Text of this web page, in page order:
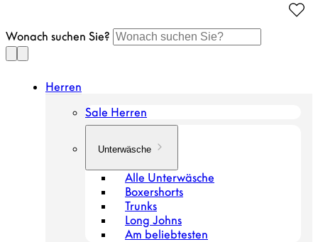
zum
Artikel
Wonach suchen Sie?
Herren
Sale Herren
Unterwäsche
Alle Unterwäsche
Boxershorts
Trunks
Long Johns
Am beliebtesten